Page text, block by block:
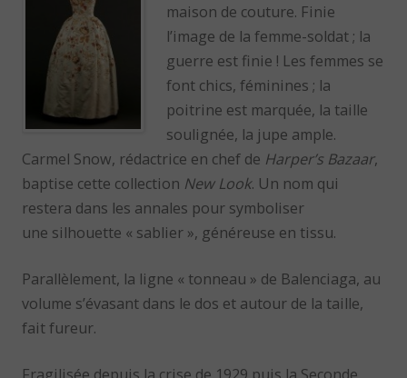
maison de couture. Finie
l’image de la femme-soldat ; la
guerre est finie ! Les femmes se
font chics, féminines ; la
poitrine est marquée, la taille
soulignée, la jupe ample.
Carmel Snow, rédactrice en chef de Harper’s Bazaar,
baptise cette collection New Look. Un nom qui
restera dans les annales pour symboliser
une silhouette « sablier », généreuse en tissu.
Parallèlement, la ligne « tonneau » de Balenciaga, au
volume s’évasant dans le dos et autour de la taille,
fait fureur.